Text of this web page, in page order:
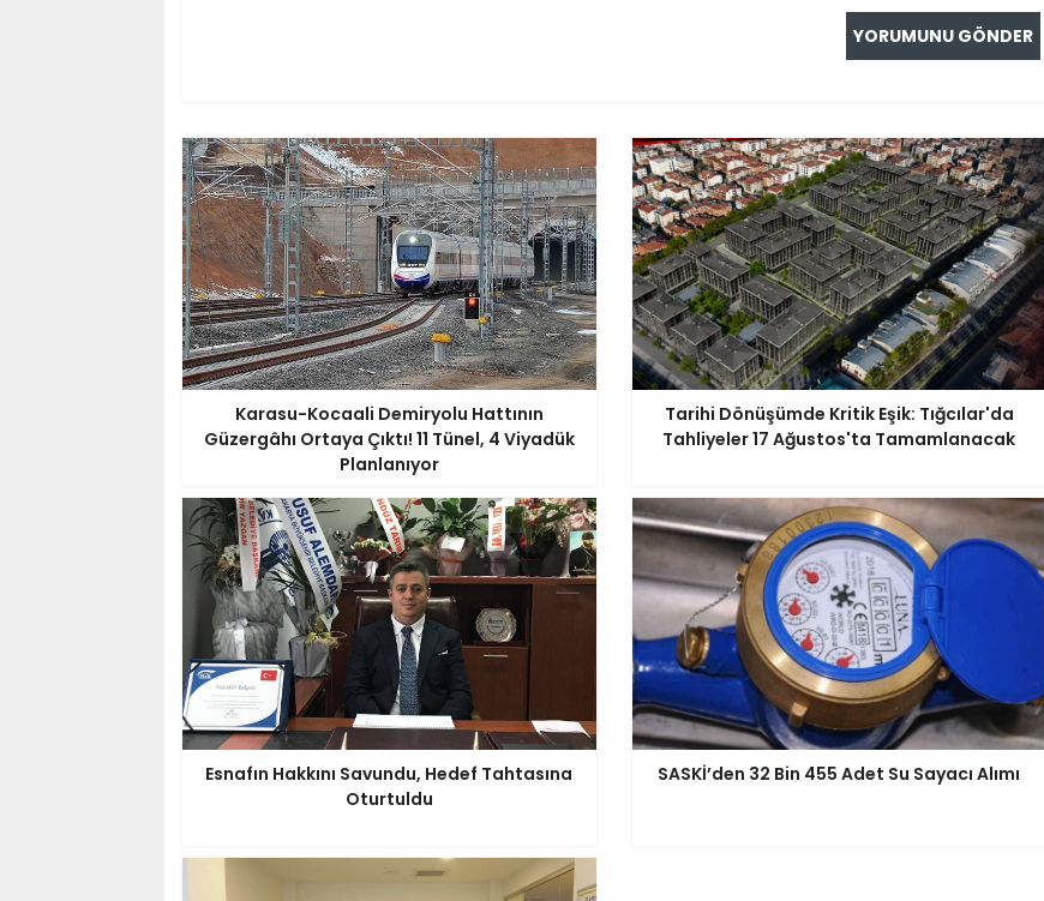
Karasu-Kocaali Demiryolu Hattının
Güzergâhı Ortaya Çıktı! 11 Tünel, 4 Viyadük
Planlanıyor
Tarihi Dönüşümde Kritik Eşik: Tığcılar'da
Tahliyeler 17 Ağustos'ta Tamamlanacak
Esnafın Hakkını Savundu, Hedef Tahtasına
Oturtuldu
SASKİ’den 32 Bin 455 Adet Su Sayacı Alımı